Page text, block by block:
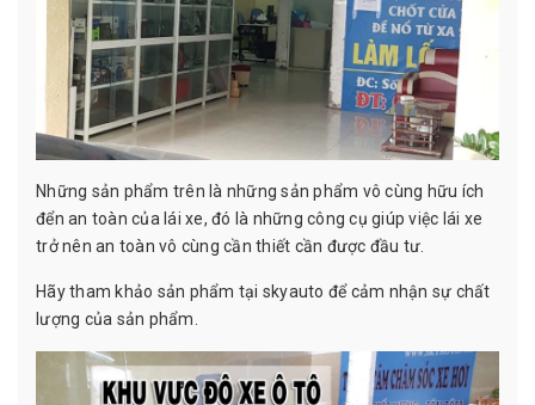
Những sản phẩm trên là những sản phẩm vô cùng hữu ích
đển an toàn của lái xe, đó là những công cụ giúp việc lái xe
trở nên an toàn vô cùng cần thiết cần được đầu tư.
Hãy tham khảo sản phẩm tại skyauto để cảm nhận sự chất
lượng của sản phẩm.